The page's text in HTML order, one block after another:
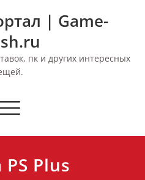
| Game-
пк и других интересных
Переключить
Plus